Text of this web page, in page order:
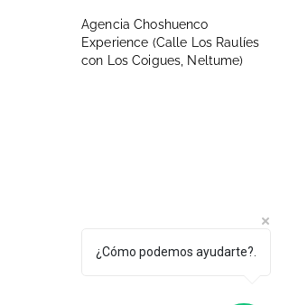
Agencia Choshuenco
Experience (Calle Los Raulíes
con Los Coigues, Neltume)
¿Cómo podemos ayudarte?.